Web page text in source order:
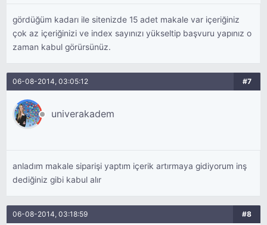
gördüğüm kadarı ile sitenizde 15 adet makale var içeriğiniz
çok az içeriğinizi ve index sayınızı yükseltip başvuru yapınız o
zaman kabul görürsünüz.
06-08-2014, 03:05:12 #7
univerakadem
anladım makale siparişi yaptım içerik artırmaya gidiyorum inş
dediğiniz gibi kabul alır
06-08-2014, 03:18:59 #8